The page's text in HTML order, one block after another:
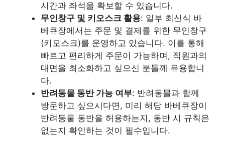
시간과 좌석을 확보할 수 있습니다.
무인창구 및 키오스크 활용: 일부 최신식 바
베큐장에서는 주문 및 결제를 위한 무인창구
(키오스크)를 운영하고 있습니다. 이를 통해
빠르고 편리하게 주문이 가능하며, 직원과의
대면을 최소화하고 싶으신 분들께 유용합니
다.
반려동물 동반 가능 여부: 반려동물과 함께
방문하고 싶으시다면, 미리 해당 바베큐장이
반려동물 동반을 허용하는지, 동반 시 규칙은
없는지 확인하는 것이 필수입니다.